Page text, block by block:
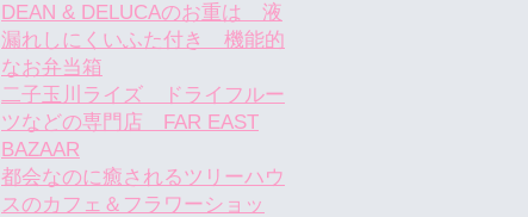
DEAN & DELUCAのお重は 液
漏れしにくいふた付き 機能的
なお弁当箱
二子玉川ライズ ドライフルー
ツなどの専門店 FAR EAST
BAZAAR
都会なのに癒されるツリーハウ
スのカフェ＆フラワーショッ